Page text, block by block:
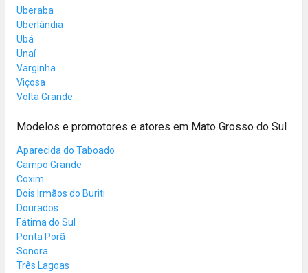
Uberaba
Uberlândia
Ubá
Unaí
Varginha
Viçosa
Volta Grande
Modelos e promotores e atores em Mato Grosso do Sul
Aparecida do Taboado
Campo Grande
Coxim
Dois Irmãos do Buriti
Dourados
Fátima do Sul
Ponta Porã
Sonora
Três Lagoas